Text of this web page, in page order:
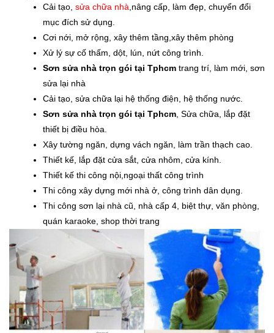
Cải tạo, sửa chữa nhà,nâng cấp, làm đẹp, chuyển đổi
mục đích sử dụng.
Cơi nới, mở rộng, xây thêm tầng,xây thêm phòng
Xử lý sự cố thấm, dột, lún, nứt công trình.
Sơn sửa nhà trọn gói tại Tphcm trang trí, làm mới, sơn
sửa lại nhà
Cải tạo, sửa chữa lại hệ thống điện, hệ thống nước.
Sơn sửa nhà trọn gói tại Tphcm, Sửa chữa, lắp đặt
thiết bị điều hòa.
Xây tường ngăn, dựng vách ngăn, làm trần thạch cao.
Thiết kế, lắp đặt cửa sắt, cửa nhôm, cửa kính.
Thiết kế thi công nội,ngoại thất công trình
Thi công xây dựng mới nhà ở, công trình dân dụng.
Thi công sơn lại nhà cũ, nhà cấp 4, biệt thự, văn phòng,
quán karaoke, shop thời trang